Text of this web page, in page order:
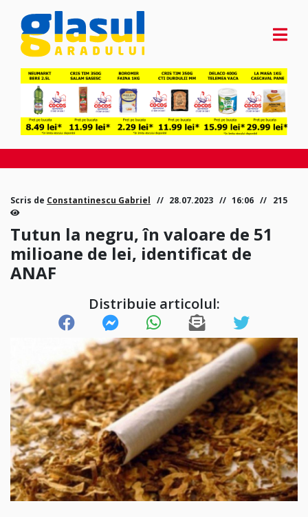
Scris de Constantinescu Gabriel 28.07.2023 16:06 215
Tutun la negru, în valoare de 51
milioane de lei, identificat de
ANAF
Distribuie articolul: